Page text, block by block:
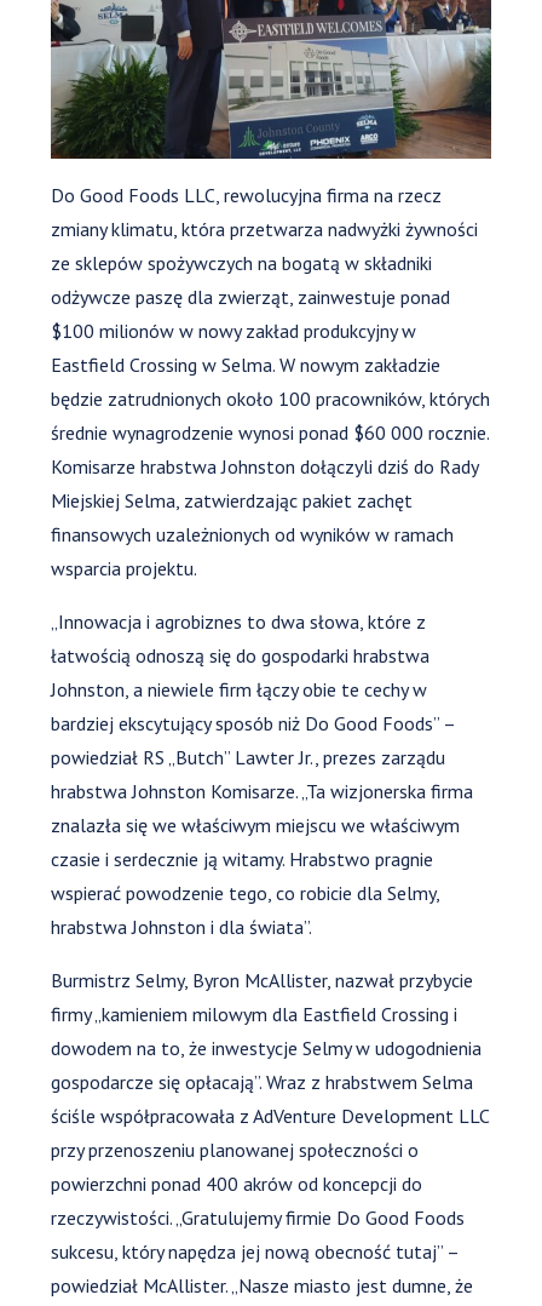
Do Good Foods LLC, rewolucyjna firma na rzecz
zmiany klimatu, która przetwarza nadwyżki żywności
ze sklepów spożywczych na bogatą w składniki
odżywcze paszę dla zwierząt, zainwestuje ponad
$100 milionów w nowy zakład produkcyjny w
Eastfield Crossing w Selma. W nowym zakładzie
będzie zatrudnionych około 100 pracowników, których
średnie wynagrodzenie wynosi ponad $60 000 rocznie.
Komisarze hrabstwa Johnston dołączyli dziś do Rady
Miejskiej Selma, zatwierdzając pakiet zachęt
finansowych uzależnionych od wyników w ramach
wsparcia projektu.
„Innowacja i agrobiznes to dwa słowa, które z
łatwością odnoszą się do gospodarki hrabstwa
Johnston, a niewiele firm łączy obie te cechy w
bardziej ekscytujący sposób niż Do Good Foods” –
powiedział RS „Butch” Lawter Jr., prezes zarządu
hrabstwa Johnston Komisarze. „Ta wizjonerska firma
znalazła się we właściwym miejscu we właściwym
czasie i serdecznie ją witamy. Hrabstwo pragnie
wspierać powodzenie tego, co robicie dla Selmy,
hrabstwa Johnston i dla świata”.
Burmistrz Selmy, Byron McAllister, nazwał przybycie
firmy „kamieniem milowym dla Eastfield Crossing i
dowodem na to, że inwestycje Selmy w udogodnienia
gospodarcze się opłacają”. Wraz z hrabstwem Selma
ściśle współpracowała z AdVenture Development LLC
przy przenoszeniu planowanej społeczności o
powierzchni ponad 400 akrów od koncepcji do
rzeczywistości. „Gratulujemy firmie Do Good Foods
sukcesu, który napędza jej nową obecność tutaj” –
powiedział McAllister. „Nasze miasto jest dumne, że